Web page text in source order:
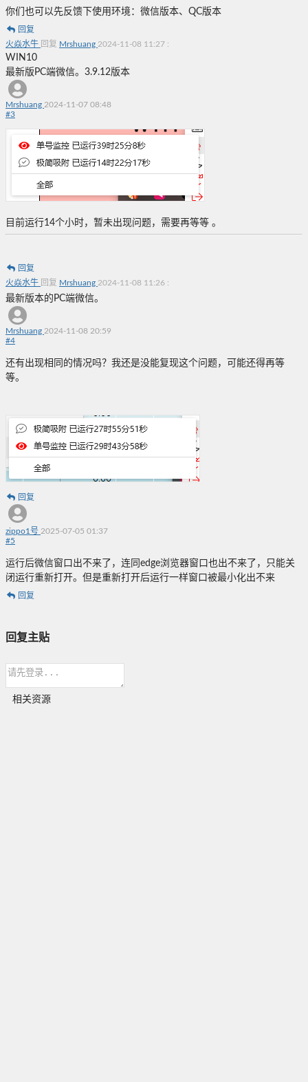
你们也可以先反馈下使用环境：微信版本、QC版本
回复
火焱水牛 回复 Mrshuang 2024-11-08 11:27 :
WIN10
最新版PC端微信。3.9.12版本
Mrshuang 2024-11-07 08:48
#3
目前运行14个小时，暂未出现问题，需要再等等 。
回复
火焱水牛 回复 Mrshuang 2024-11-08 11:26 :
最新版本的PC端微信。
Mrshuang 2024-11-08 20:59
#4
还有出现相同的情况吗？我还是没能复现这个问题，可能还得再等
等。
回复
zippo1号 2025-07-05 01:37
#5
运行后微信窗口出不来了，连同edge浏览器窗口也出不来了，只能关
闭运行重新打开。但是重新打开后运行一样窗口被最小化出不来
回复
回复主贴
相关资源